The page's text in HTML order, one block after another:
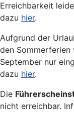
Erreichbarkeit
dazu hier.
Aufgrund der
den Sommerferien
September nur
dazu hier.
Die
nicht erreichbar.